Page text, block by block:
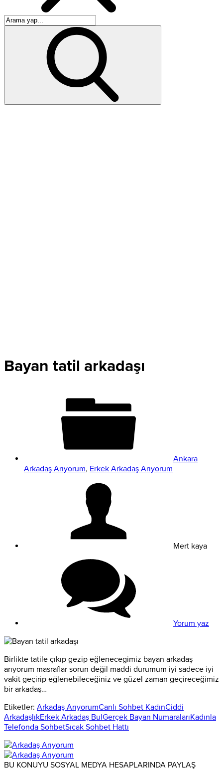
Bayan tatil arkadaşı
Ankara
Arkadaş Arıyorum, Erkek Arkadaş Arıyorum
Mert kaya
Yorum yaz
Birlikte tatile çıkıp gezip eğlenecegimiz bayan arkadaş
arıyorum masraflar sorun değil maddi durumum iyi sadece iyi
vakit geçirip eğlenebileceğiniz ve güzel zaman geçireceğimiz
bir arkadaş…
Etiketler: Arkadaş ArıyorumCanlı Sohbet KadınCiddi
ArkadaşlıkErkek Arkadaş BulGerçek Bayan NumaralarıKadınla
Telefonda SohbetSıcak Sohbet Hattı
BU KONUYU SOSYAL MEDYA HESAPLARINDA PAYLAŞ